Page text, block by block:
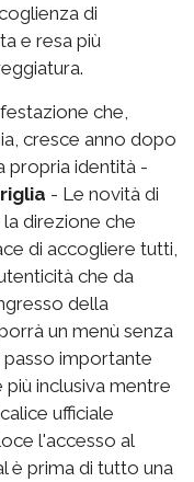
di
e resa più
che,
cresce anno dopo
propria identità -
- Le novità di
direzione che
di accogliere tutti,
che da
della
un menù senza
importante
inclusiva mentre
ufficiale
l'accesso al
è prima di tutto una